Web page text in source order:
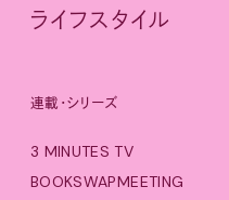
ライフスタイル
連載・シリーズ
3 MINUTES TV
BOOKSWAPMEETING